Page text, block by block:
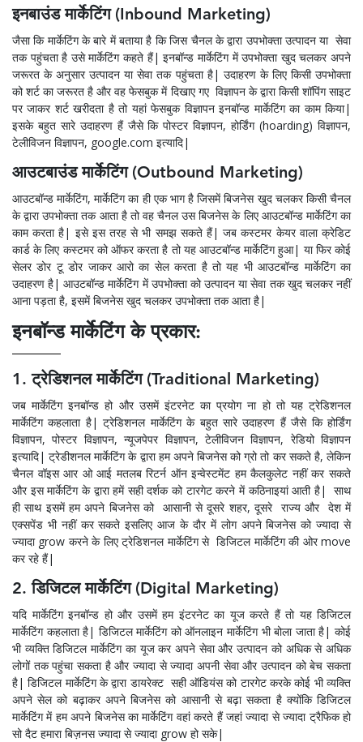
इनबाउंड मार्केटिंग (Inbound Marketing)
जैसा कि मार्केटिंग के बारे में बताया है कि जिस चैनल के द्वारा उपभोक्ता उत्पादन या सेवा
तक पहुंचता है उसे मार्केटिंग कहते हैं| इनबॉन्ड मार्केटिंग में उपभोक्ता खुद चलकर अपने
जरूरत के अनुसार उत्पादन या सेवा तक पहुंचता है| उदाहरण के लिए किसी उपभोक्ता
को शर्ट का जरूरत है और वह फेसबुक में दिखाए गए विज्ञापन के द्वारा किसी शॉपिंग साइट
पर जाकर शर्ट खरीदता है तो यहां फेसबुक विज्ञापन इनबॉन्ड मार्केटिंग का काम किया|
इसके बहुत सारे उदाहरण हैं जैसे कि पोस्टर विज्ञापन, होर्डिंग (hoarding) विज्ञापन,
टेलीविजन विज्ञापन, google.com इत्यादि|
आउटबाउंड मार्केटिंग (Outbound Marketing)
आउटबॉन्ड मार्केटिंग, मार्केटिंग का ही एक भाग है जिसमें बिजनेस खुद चलकर किसी चैनल
के द्वारा उपभोक्ता तक आता है तो वह चैनल उस बिजनेस के लिए आउटबॉन्ड मार्केटिंग का
काम करता है| इसे इस तरह से भी समझ सकते हैं| जब कस्टमर केयर वाला क्रेडिट
कार्ड के लिए कस्टमर को ऑफर करता है तो यह आउटबॉन्ड मार्केटिंग हुआ| या फिर कोई
सेलर डोर टू डोर जाकर आरो का सेल करता है तो यह भी आउटबॉन्ड मार्केटिंग का
उदाहरण है| आउटबॉन्ड मार्केटिंग में उपभोक्ता को उत्पादन या सेवा तक खुद चलकर नहीं
आना पड़ता है, इसमें बिजनेस खुद चलकर उपभोक्ता तक आता है|
इनबॉन्ड मार्केटिंग के प्रकार:
1. ट्रेडिशनल मार्केटिंग (Traditional Marketing)
जब मार्केटिंग इनबॉन्ड हो और उसमें इंटरनेट का प्रयोग ना हो तो यह ट्रेडिशनल
मार्केटिंग कहलाता है| ट्रेडिशनल मार्केटिंग के बहुत सारे उदाहरण हैं जैसे कि होर्डिंग
विज्ञापन, पोस्टर विज्ञापन, न्यूजपेपर विज्ञापन, टेलीविजन विज्ञापन, रेडियो विज्ञापन
इत्यादि| ट्रेडीशनल मार्केटिंग के द्वारा हम अपने बिजनेस को ग्रो तो कर सकते है, लेकिन
चैनल वॉइस आर ओ आई मतलब रिटर्न ऑन इन्वेस्टमेंट हम कैलकुलेट नहीं कर सकते
और इस मार्केटिंग के द्वारा हमें सही दर्शक को टारगेट करने में कठिनाइयां आती है| साथ
ही साथ इसमें हम अपने बिजनेस को आसानी से दूसरे शहर, दूसरे राज्य और देश में
एक्सपेंड भी नहीं कर सकते इसलिए आज के दौर में लोग अपने बिजनेस को ज्यादा से
ज्यादा grow करने के लिए ट्रेडिशनल मार्केटिंग से डिजिटल मार्केटिंग की ओर move
कर रहे हैं|
2. डिजिटल मार्केटिंग (Digital Marketing)
यदि मार्केटिंग इनबॉन्ड हो और उसमें हम इंटरनेट का यूज करते हैं तो यह डिजिटल
मार्केटिंग कहलाता है| डिजिटल मार्केटिंग को ऑनलाइन मार्केटिंग भी बोला जाता है| कोई
भी व्यक्ति डिजिटल मार्केटिंग का यूज कर अपने सेवा और उत्पादन को अधिक से अधिक
लोगों तक पहुंचा सकता है और ज्यादा से ज्यादा अपनी सेवा और उत्पादन को बेच सकता
है| डिजिटल मार्केटिंग के द्वारा डायरेक्ट सही ऑडियंस को टारगेट करके कोई भी व्यक्ति
अपने सेल को बढ़ाकर अपने बिजनेस को आसानी से बढ़ा सकता है क्योंकि डिजिटल
मार्केटिंग में हम अपने बिजनेस का मार्केटिंग वहां करते हैं जहां ज्यादा से ज्यादा ट्रैफिक हो
सो दैट हमारा बिज़नस ज्यादा से ज्यादा grow हो सके|